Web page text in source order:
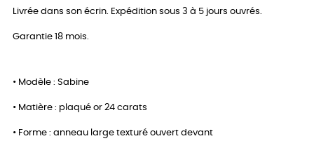
Livrée dans son écrin. Expédition sous 3 à 5 jours ouvrés.
Garantie 18 mois.
• Modèle : Sabine
• Matière : plaqué or 24 carats
• Forme : anneau large texturé ouvert devant